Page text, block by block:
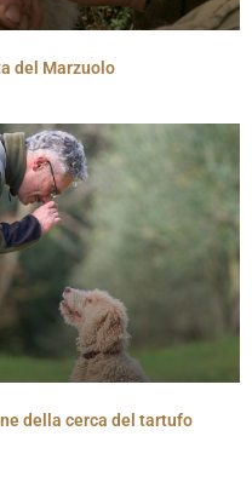
del Marzuolo
della cerca del tartufo